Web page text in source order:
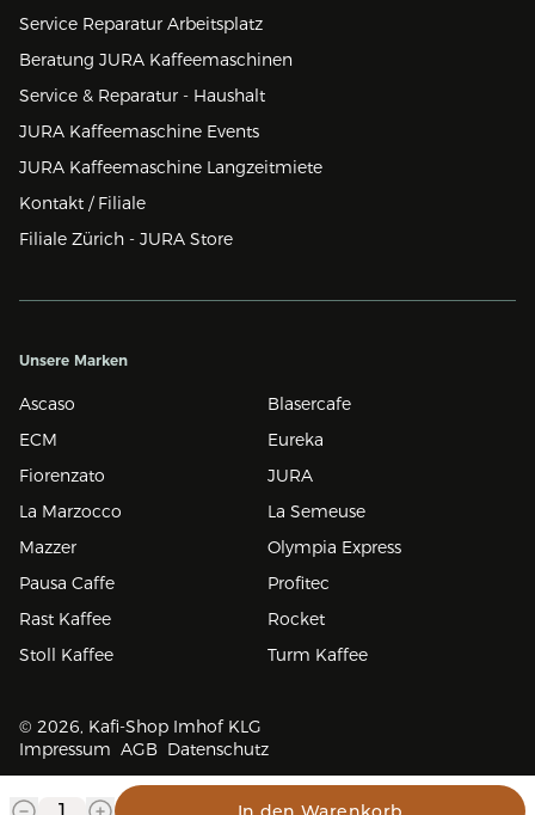
Service Reparatur Arbeitsplatz
Beratung JURA Kaffeemaschinen
Service & Reparatur - Haushalt
JURA Kaffeemaschine Events
JURA Kaffeemaschine Langzeitmiete
Kontakt / Filiale
Filiale Zürich - JURA Store
Unsere Marken
Ascaso
Blasercafe
ECM
Eureka
Fiorenzato
JURA
La Marzocco
La Semeuse
Mazzer
Olympia Express
Pausa Caffe
Profitec
Rast Kaffee
Rocket
Stoll Kaffee
Turm Kaffee
© 2026, Kafi-Shop Imhof KLG
Impressum AGB Datenschutz